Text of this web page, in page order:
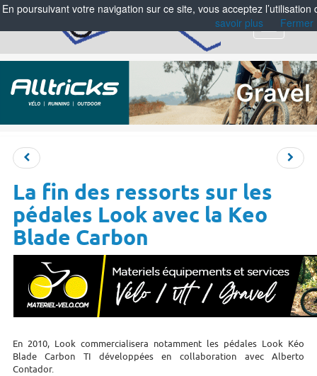
Menu
La fin des ressorts sur les
pédales Look avec la Keo
Blade Carbon
En 2010, Look commercialisera notamment les pédales Look Kéo
Blade Carbon TI développées en collaboration avec Alberto
Contador.
En poursuivant votre navigation sur ce site, vous acceptez
savoir plus
Fermer